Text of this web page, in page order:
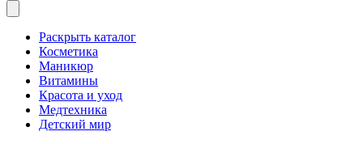
Раскрыть каталог
Косметика
Маникюр
Витамины
Красота и уход
Медтехника
Детский мир